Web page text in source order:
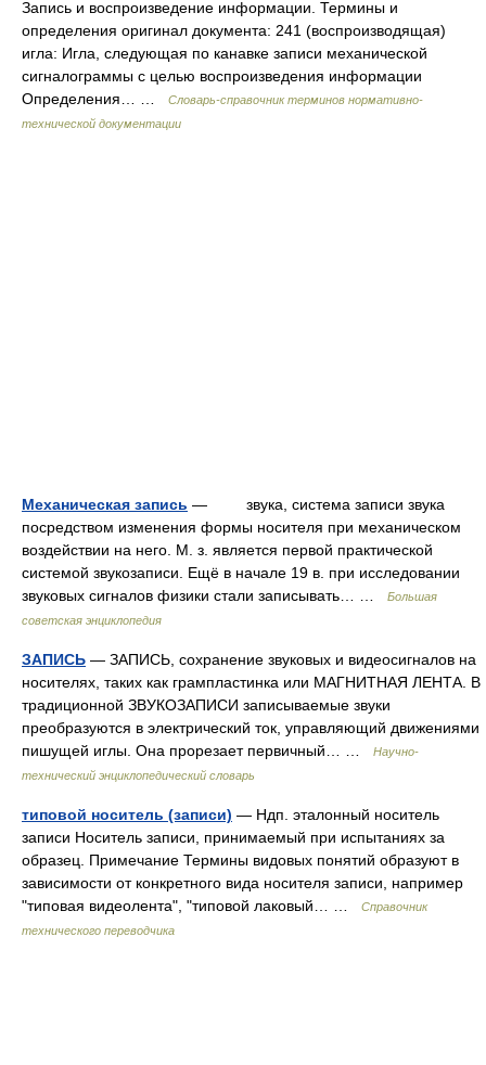
Запись и воспроизведение информации. Термины и
определения оригинал документа: 241 (воспроизводящая)
игла: Игла, следующая по канавке записи механической
сигналограммы с целью воспроизведения информации
Определения… …
Словарь-справочник терминов нормативно-
технической документации
Механическая запись — звука, система записи звука
посредством изменения формы носителя при механическом
воздействии на него. М. з. является первой практической
системой звукозаписи. Ещё в начале 19 в. при исследовании
звуковых сигналов физики стали записывать… …
Большая
советская энциклопедия
ЗАПИСЬ — ЗАПИСЬ, сохранение звуковых и видеосигналов на
носителях, таких как грампластинка или МАГНИТНАЯ ЛЕНТА. В
традиционной ЗВУКОЗАПИСИ записываемые звуки
преобразуются в электрический ток, управляющий движениями
пишущей иглы. Она прорезает первичный… …
Научно-
технический энциклопедический словарь
типовой носитель (записи) — Ндп. эталонный носитель
записи Носитель записи, принимаемый при испытаниях за
образец. Примечание Термины видовых понятий образуют в
зависимости от конкретного вида носителя записи, например
"типовая видеолента", "типовой лаковый… …
Справочник
технического переводчика